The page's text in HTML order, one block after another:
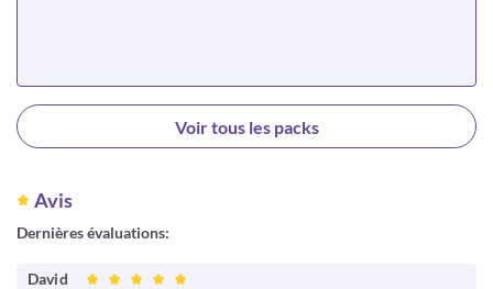
Choisir
Voir tous les packs
Avis
Dernières évaluations:
David